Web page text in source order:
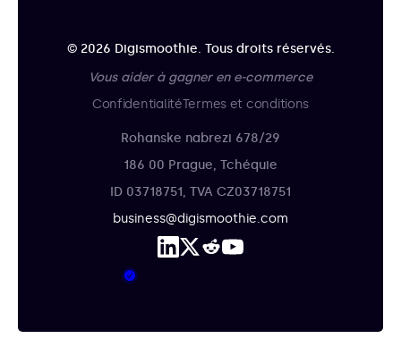
© 2026 Digismoothie. Tous droits réservés.
Vous aider à gagner en e-commerce
ConfidentialitéTermes et conditions
Rohanske nabrezi 678/29
186 00 Prague, Tchéquie
ID 03718751, TVA CZ03718751
business@digismoothie.com